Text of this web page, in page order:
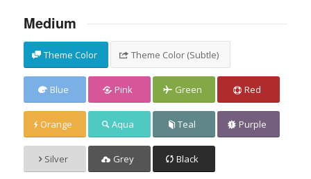
Medium
Theme Color Theme Color (Subtle)
Blue Pink Green Red
Orange Aqua Teal Purple
Silver Grey Black